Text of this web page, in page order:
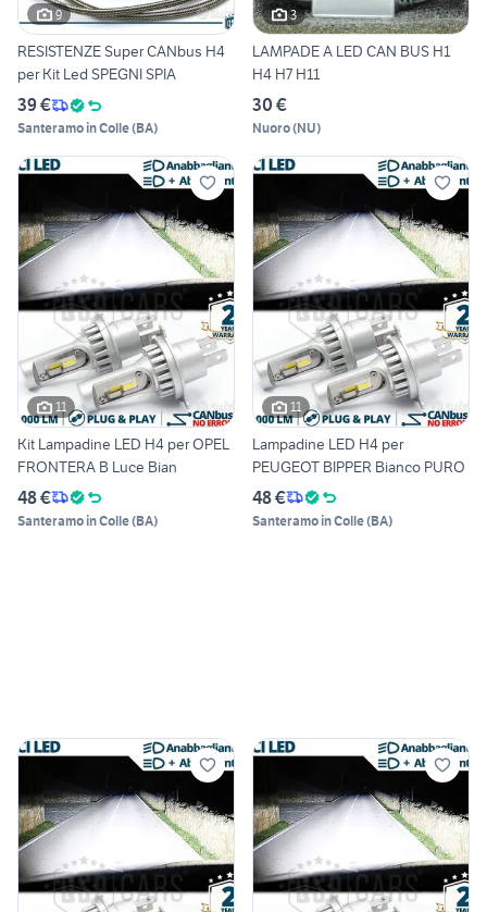
9
RESISTENZE Super CANbus H4
per Kit Led SPEGNI SPIA
39 €
Santeramo in Colle(BA)
3
LAMPADE A LED CAN BUS H1
H4 H7 H11
30 €
Nuoro(NU)
11
Kit Lampadine LED H4 per OPEL
FRONTERA B Luce Bian
48 €
Santeramo in Colle(BA)
11
Lampadine LED H4 per
PEUGEOT BIPPER Bianco PURO
48 €
Santeramo in Colle(BA)